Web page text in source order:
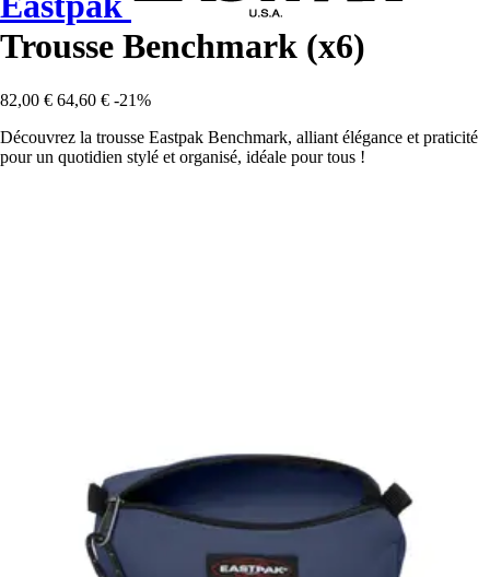
Trousse Benchmark (x6)
82,00 € 64,60 € -21%
Découvrez la trousse Eastpak Benchmark, alliant élégance et praticité
pour un quotidien stylé et organisé, idéale pour tous !